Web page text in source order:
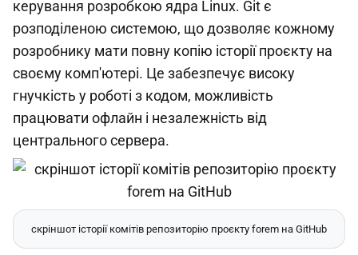
керування розробкою ядра Linux. Git є
розподіленою системою, що дозволяє кожному
розробнику мати повну копію історії проєкту на
своєму комп'ютері. Це забезпечує високу
гнучкість у роботі з кодом, можливість
працювати офлайн і незалежність від
центрального сервера.
скріншот історії комітів репозиторію проєкту forem на GitHub